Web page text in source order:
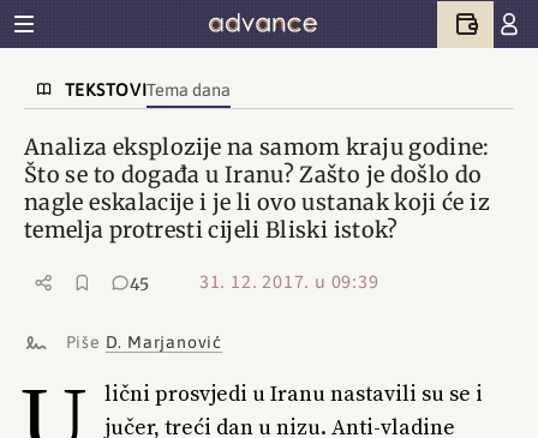
TEKSTOVITema dana
Analiza eksplozije na samom kraju godine:
Što se to događa u Iranu? Zašto je došlo do
nagle eskalacije i je li ovo ustanak koji će iz
temelja protresti cijeli Bliski istok?
45 31. 12. 2017. u 09:39
Piše D. Marjanović
lični prosvjedi u Iranu nastavili su se i
jučer, treći dan u nizu. Anti-vladine